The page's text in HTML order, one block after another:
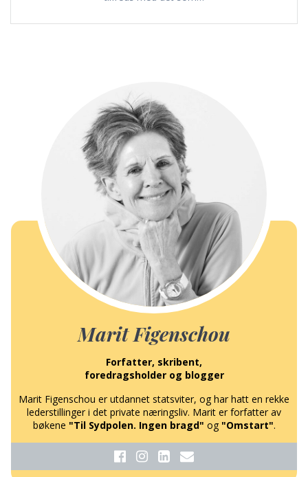
Marit Figenschou
Forfatter, skribent,
foredragsholder og blogger
Marit Figenschou er utdannet statsviter, og har hatt en rekke
lederstillinger i det private næringsliv. Marit er forfatter av
bøkene "Til Sydpolen. Ingen bragd" og "Omstart".